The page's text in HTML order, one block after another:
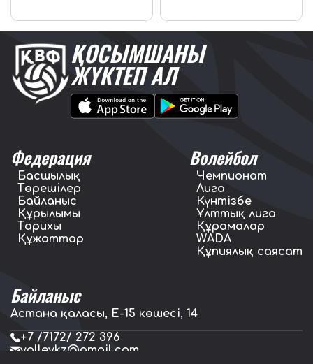
ҚОСЫМШАНЫ
ЖҮКТЕП АЛ
Федерация
Басшылық
Төрешілер
Байланыс
Құрылымы
Тарихы
Құжаттар
Волейбол
Чемпионат
Лига
Күнтізбе
Ұлттық лига
Құрамалар
WADA
Құпиялық саясат
Байланыс
Астана қаласы, E-15 көшесі, 14
+7 /7172/ 272 396
volleykz@gmail.com